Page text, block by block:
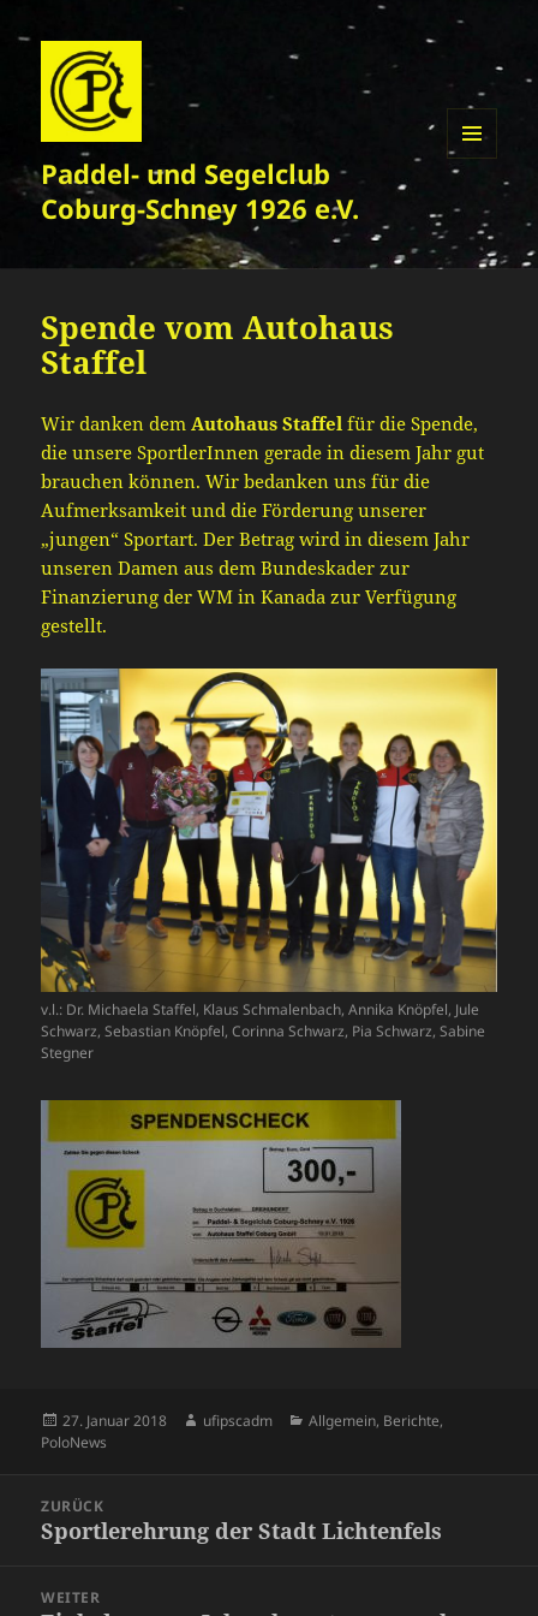
Paddel- und Segelclub
Coburg-Schney 1926 e.V.
MENÜ
WIDGETS
Spende vom Autohaus
Staffel
Wir danken demAutohaus Staffel für die Spende,
die unsere SportlerInnen gerade in diesem Jahr gut
brauchen können. Wir bedanken uns für die
Aufmerksamkeit und die Förderung unserer
„jungen“ Sportart. Der Betrag wird in diesem Jahr
unseren Damen aus dem Bundeskader zur
Finanzierung der WM in Kanada zur Verfügung
gestellt.
v.l.: Dr. Michaela Staffel, Klaus Schmalenbach, Annika Knöpfel, Jule
Schwarz, Sebastian Knöpfel, Corinna Schwarz, Pia Schwarz, Sabine
Stegner
Veröffentlicht
am
27. Januar 2018 Autor
ufipscadm Kategorien
Allgemein, Berichte,
PoloNews
ZURÜCK
Vorheriger
Sportlerehrung der Stadt Lichtenfels
WEITER